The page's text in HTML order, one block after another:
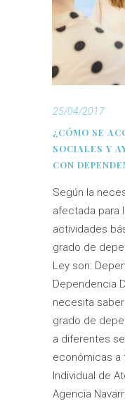
25/04/2017
¿CÓMO SE
SOCIALES Y
CON
Según la
afectada para
actividades
grado de
Ley son:
Dependencia
necesita
grado de
a diferentes
económicas a
Individual de
Agencia